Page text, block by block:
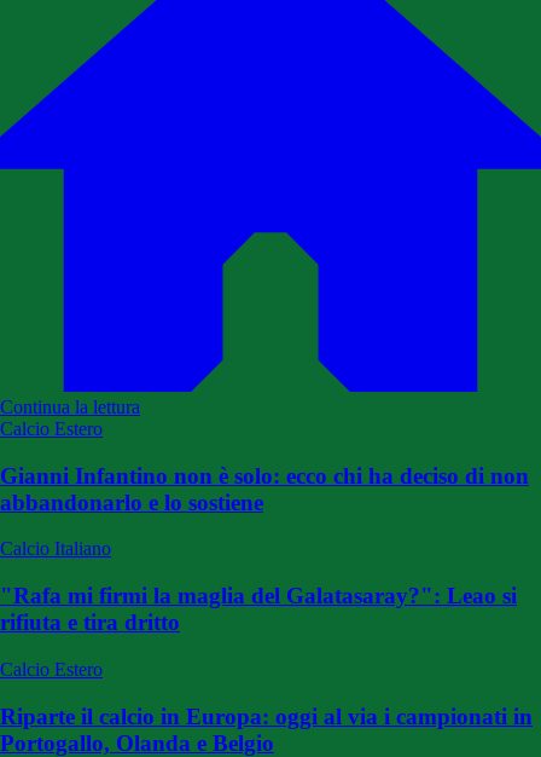
Continua la lettura
Calcio Estero
Gianni Infantino non è solo: ecco chi ha deciso di non
abbandonarlo e lo sostiene
Calcio Italiano
"Rafa mi firmi la maglia del Galatasaray?": Leao si
rifiuta e tira dritto
Calcio Estero
Riparte il calcio in Europa: oggi al via i campionati in
Portogallo, Olanda e Belgio